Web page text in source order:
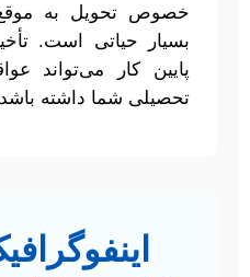
خصوص تحویل به
بسیار حیاتی است.
پایین کار می‌تواند
تحصیلی شما داشته باشد.